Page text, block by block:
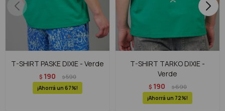
T-SHIRT PASKE DIXIE - Verde
$ 190 $590
67
T-SHIRT TARKO DIXIE -
Verde
$ 190 $690
72